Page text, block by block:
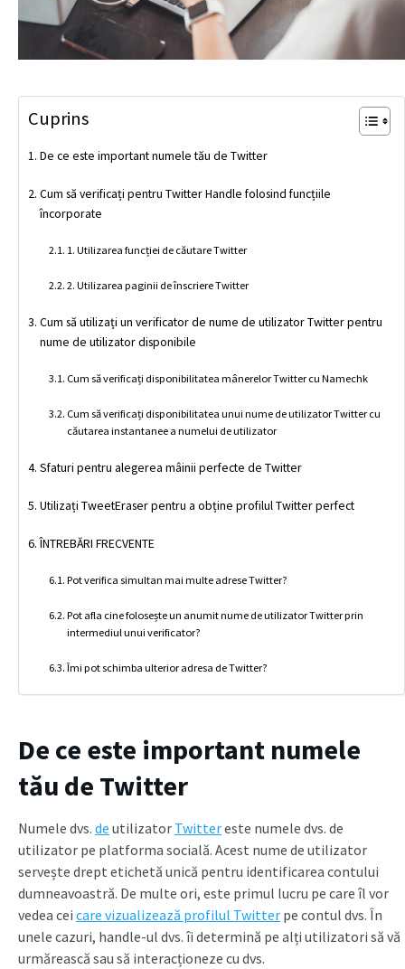
Cuprins
De ce este important numele tău de Twitter
Cum să verificați pentru Twitter Handle folosind funcțiile
încorporate
1. Utilizarea funcției de căutare Twitter
2. Utilizarea paginii de înscriere Twitter
Cum să utilizați un verificator de nume de utilizator Twitter pentru
nume de utilizator disponibile
Cum să verificați disponibilitatea mânerelor Twitter cu Namechk
Cum să verificați disponibilitatea unui nume de utilizator Twitter cu
căutarea instantanee a numelui de utilizator
Sfaturi pentru alegerea mâinii perfecte de Twitter
Utilizați TweetEraser pentru a obține profilul Twitter perfect
ÎNTREBĂRI FRECVENTE
Pot verifica simultan mai multe adrese Twitter?
Pot afla cine folosește un anumit nume de utilizator Twitter prin
intermediul unui verificator?
Îmi pot schimba ulterior adresa de Twitter?
De ce este important numele
tău de Twitter
Numele dvs. de utilizator Twittereste numele dvs. de
utilizator pe platforma socială. Acest nume de utilizator
servește drept etichetă unică pentru identificarea contului
dumneavoastră. De multe ori, este primul lucru pe care îl vor
vedea cei care vizualizează profilul Twitter pe contul dvs. În
unele cazuri, handle-ul dvs. îi determină pe alți utilizatori să vă
urmărească sau să interacționeze cu dvs.